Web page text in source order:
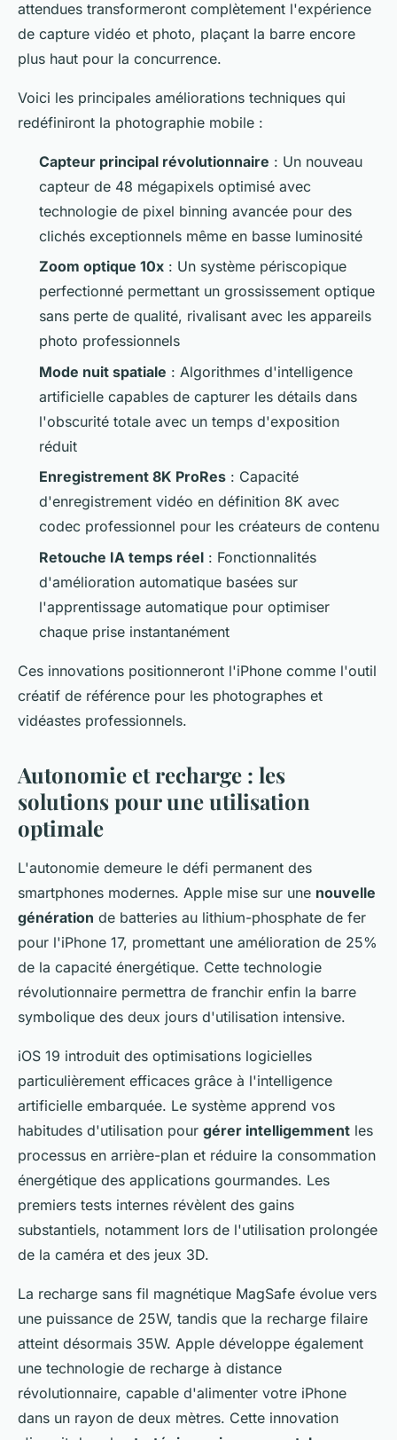
attendues transformeront complètement l'expérience
de capture vidéo et photo, plaçant la barre encore
plus haut pour la concurrence.
Voici les principales améliorations techniques qui
redéfiniront la photographie mobile :
Capteur principal révolutionnaire : Un nouveau
capteur de 48 mégapixels optimisé avec
technologie de pixel binning avancée pour des
clichés exceptionnels même en basse luminosité
Zoom optique 10x : Un système périscopique
perfectionné permettant un grossissement optique
sans perte de qualité, rivalisant avec les appareils
photo professionnels
Mode nuit spatiale : Algorithmes d'intelligence
artificielle capables de capturer les détails dans
l'obscurité totale avec un temps d'exposition
réduit
Enregistrement 8K ProRes : Capacité
d'enregistrement vidéo en définition 8K avec
codec professionnel pour les créateurs de contenu
Retouche IA temps réel : Fonctionnalités
d'amélioration automatique basées sur
l'apprentissage automatique pour optimiser
chaque prise instantanément
Ces innovations positionneront l'iPhone comme l'outil
créatif de référence pour les photographes et
vidéastes professionnels.
Autonomie et recharge : les
solutions pour une utilisation
optimale
L'autonomie demeure le défi permanent des
smartphones modernes. Apple mise sur une nouvelle
génération de batteries au lithium-phosphate de fer
pour l'iPhone 17, promettant une amélioration de 25%
de la capacité énergétique. Cette technologie
révolutionnaire permettra de franchir enfin la barre
symbolique des deux jours d'utilisation intensive.
iOS 19 introduit des optimisations logicielles
particulièrement efficaces grâce à l'intelligence
artificielle embarquée. Le système apprend vos
habitudes d'utilisation pour gérer intelligemment les
processus en arrière-plan et réduire la consommation
énergétique des applications gourmandes. Les
premiers tests internes révèlent des gains
substantiels, notamment lors de l'utilisation prolongée
de la caméra et des jeux 3D.
La recharge sans fil magnétique MagSafe évolue vers
une puissance de 25W, tandis que la recharge filaire
atteint désormais 35W. Apple développe également
une technologie de recharge à distance
révolutionnaire, capable d'alimenter votre iPhone
dans un rayon de deux mètres. Cette innovation